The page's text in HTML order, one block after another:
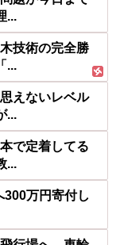
...
技術の完全勝
...
えないレベル
...
で定着してる
...
300万円寄付し